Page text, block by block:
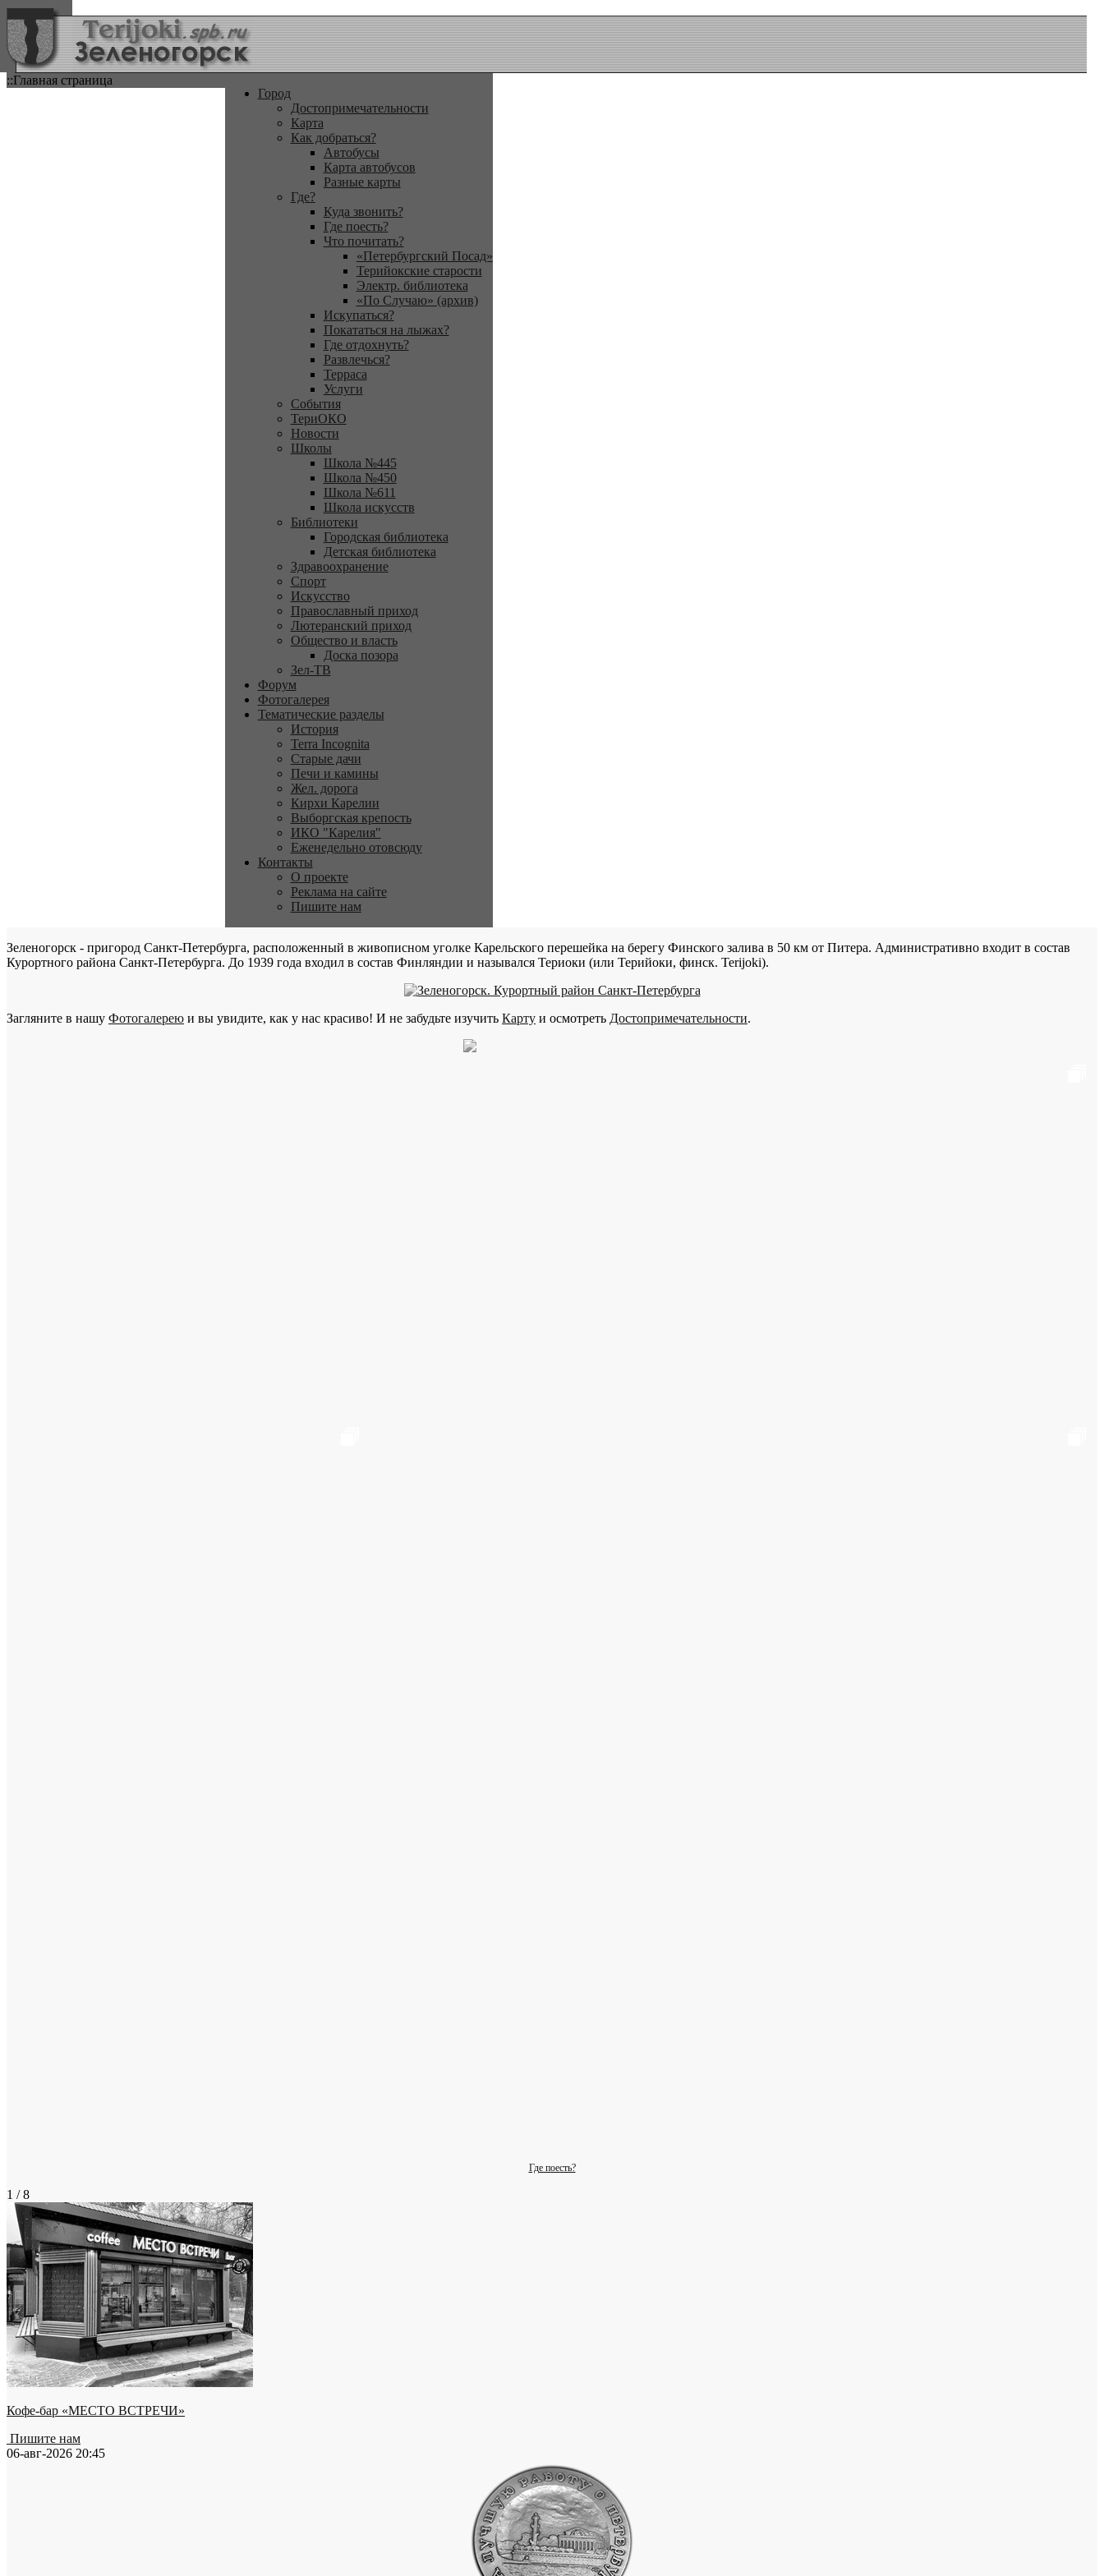
::Главная страница
Город
Достопримечательности
Карта
Как добраться?
Автобусы
Карта автобусов
Разные карты
Где?
Куда звонить?
Где поесть?
Что почитать?
«Петербургский Посад»
Терийокские старости
Электр. библиотека
«По Случаю» (архив)
Искупаться?
Покататься на лыжах?
Где отдохнуть?
Развлечься?
Терраса
Услуги
События
ТериОКО
Новости
Школы
Школа №445
Школа №450
Школа №611
Школа искусств
Библиотеки
Городская библиотека
Детская библиотека
Здравоохранение
Спорт
Искусство
Православный приход
Лютеранский приход
Общество и власть
Доска позора
Зел-ТВ
Форум
Фотогалерея
Тематические разделы
История
Terra Incognita
Старые дачи
Печи и камины
Жел. дорога
Кирхи Карелии
Выборгская крепость
ИКО "Карелия"
Еженедельно отовсюду
Контакты
О проекте
Реклама на сайте
Пишите нам
Зеленогорск - пригород Санкт-Петербурга, расположенный в живописном уголке Карельского перешейка на берегу Финского залива в 50 км от Питера. Административно входит в состав
Курортного района Санкт-Петербурга. До 1939 года входил в состав Финляндии и назывался Териоки (или Терийоки, финск. Terijoki).
Загляните в нашу Фотогалерею и вы увидите, как у нас красиво! И не забудьте изучить Карту и осмотреть Достопримечательности.
Где поесть?
1 / 8
Кофе-бар «МЕСТО ВСТРЕЧИ»
Пишите нам
06-авг-2026 20:45